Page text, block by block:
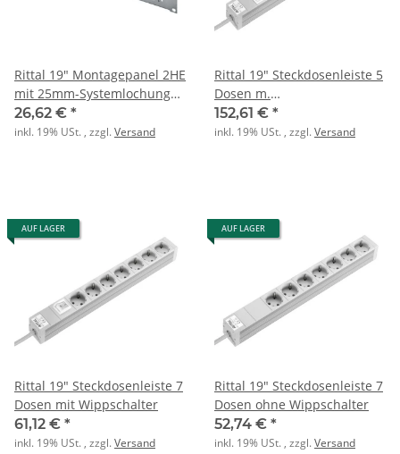
Rittal 19" Montagepanel 2HE
mit 25mm-Systemlochung
Stahlblech
26,62 € *
inkl. 19% USt. , zzgl.Versand
Rittal 19" Steckdosenleiste 5
Dosen m.
Überspannungsschutz
u.Filter
152,61 € *
inkl. 19% USt. , zzgl.Versand
AUF LAGER
Rittal 19" Steckdosenleiste 7
Dosen mit Wippschalter
61,12 € *
inkl. 19% USt. , zzgl.Versand
AUF LAGER
Rittal 19" Steckdosenleiste 7
Dosen ohne Wippschalter
52,74 € *
inkl. 19% USt. , zzgl.Versand